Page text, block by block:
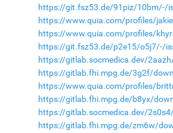
https://git.fsz53.de/91piz/10bm/-/
https://www.quia.com/profiles/
https://www.quia.com/profiles/
https://git.fsz53.de/p2e15/o5j7/-/
https://gitlab.socmedica.dev/
https://gitlab.fhi.mpg.de/3g2f/
https://www.quia.com/profiles/
https://gitlab.fhi.mpg.de/b8yx/
https://gitlab.socmedica.dev/
https://gitlab.fhi.mpg.de/zm6w/